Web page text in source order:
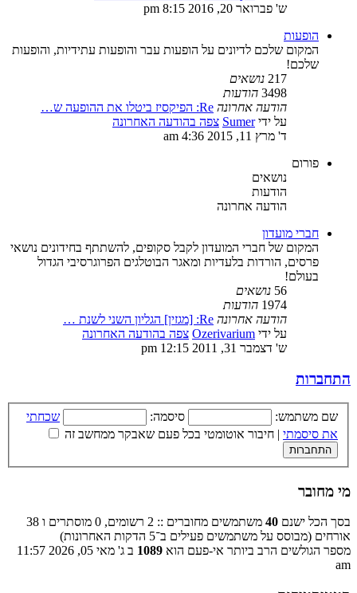
ש' פברואר 20, 2016 8:15 pm
הופעות
המקום שלכם לדיונים על הופעות עבר והופעות עתידיות, והופעות
שלכם!
217 נושאים
3498 הודעות
הודעה אחרונה Re: הפיקסיז ביטלו את ההופעה ש…
על ידיSumer צפה בהודעה האחרונה
ד' מרץ 11, 2015 4:36 am
פורום
נושאים
הודעות
הודעה אחרונה
חברי מועדון
המקום של חברי המועדון לקבל סקופים, להשתתף בחידונים נושאי
פרסים, הורדות בלעדיות ומאגר הבוטלגים הפרוגרסיבי הגדול
בעולם!
56 נושאים
1974 הודעות
הודעה אחרונה Re: [מגזין] הגליון השני לשנת …
על ידי Ozerivarium צפה בהודעה האחרונה
ש' דצמבר 31, 2011 12:15 pm
התחברות
שם משתמש: סיסמה:
שכחתי
את סיסמתי | חיבור אוטומטי בכל פעם שאבקר ממחשב זה
מי מחובר
בסך הכל ישנם 40
משתמשים מחוברים :: 2 רשומים, 0 מוסתרים ו 38
אורחים (מבוסס על משתמשים פעילים ב־5 הדקות האחרונות)
מספר הגולשים הרב ביותר אי-פעם הוא 1089
ב ג' מאי 05, 2026 11:57
am